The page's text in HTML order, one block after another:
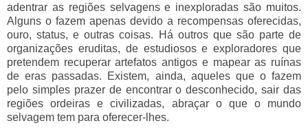
adentrar as regiões selvagens e inexploradas são muitos.
Alguns o fazem apenas devido a recompensas oferecidas,
ouro, status, e outras coisas. Há outros que são parte de
organizações eruditas, de estudiosos e exploradores que
pretendem recuperar artefatos antigos e mapear as ruínas
de eras passadas. Existem, ainda, aqueles que o fazem
pelo simples prazer de encontrar o desconhecido, sair das
regiões ordeiras e civilizadas, abraçar o que o mundo
selvagem tem para oferecer-lhes.